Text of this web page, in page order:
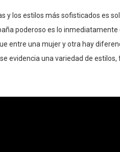
y los estilos más sofisticados es
poderoso es lo
entre una mujer y otra hay
evidencia una variedad de